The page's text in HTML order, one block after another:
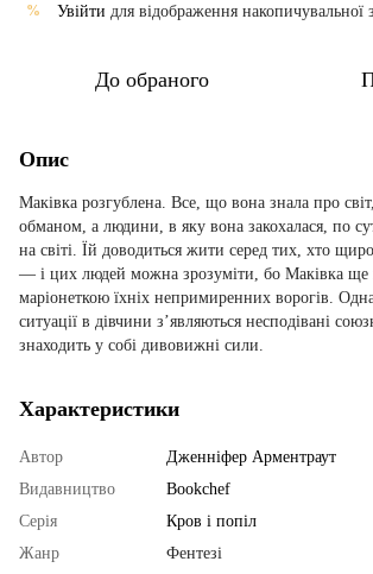
% Увійти для відображення накопичувальної
До обраного
Опис
Маківка розгублена. Все, що вона знала про
обманом, а людини, в яку вона закохалася, по
на світі. Їй доводиться жити серед тих, хто щиро
— і цих людей можна зрозуміти, бо Маківка ще
маріонеткою їхніх непримиренних ворогів.
ситуації в дівчини з’являються несподівані
знаходить у собі дивовижні сили.
Характеристики
Автор
Дженніфер Арментраут
Видавництво
Bookchef
Серія
Кров і попіл
Жанр
Фентезі